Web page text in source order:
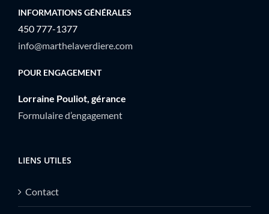
INFORMATIONS GÉNÉRALES
450 777-1377
info@marthelaverdiere.com
POUR ENGAGEMENT
Lorraine Pouliot, gérance
Formulaire d’engagement
LIENS UTILES
Contact